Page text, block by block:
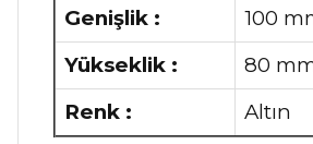
Genişlik :
100
Yükseklik :
80
Renk :
Altın